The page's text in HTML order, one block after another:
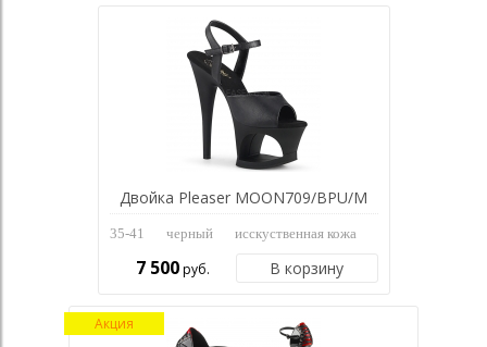
Двойка Pleaser MOON709/BPU/M
35-41 черный исскуственная кожа
7 500руб. В корзину
Акция